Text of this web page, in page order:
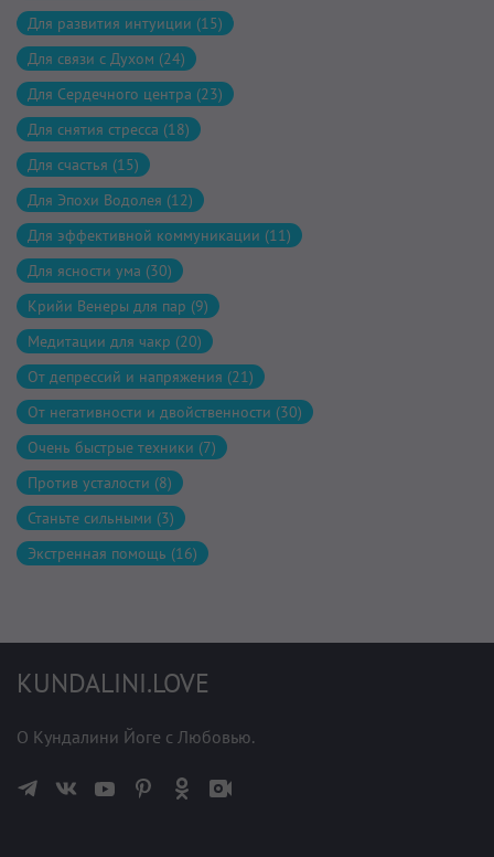
Для развития интуиции (15)
Для связи с Духом (24)
Для Сердечного центра (23)
Для снятия стресса (18)
Для счастья (15)
Для Эпохи Водолея (12)
Для эффективной коммуникации (11)
Для ясности ума (30)
Крийи Венеры для пар (9)
Медитации для чакр (20)
От депрессий и напряжения (21)
От негативности и двойственности (30)
Очень быстрые техники (7)
Против усталости (8)
Станьте сильными (3)
Экстренная помощь (16)
KUNDALINI.LOVE
О Кундалини Йоге с Любовью.